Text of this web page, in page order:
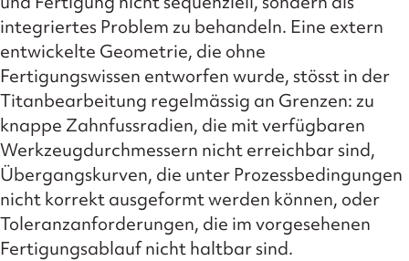
integriertes Problem zu behandeln. Eine extern
entwickelte Geometrie, die ohne
Fertigungswissen entworfen wurde, stösst in der
Titanbearbeitung regelmässig an Grenzen: zu
knappe Zahnfussradien, die mit verfügbaren
Werkzeugdurchmessern nicht erreichbar sind,
Übergangskurven, die unter Prozessbedingungen
nicht korrekt ausgeformt werden können, oder
Toleranzanforderungen, die im vorgesehenen
Fertigungsablauf nicht haltbar sind.